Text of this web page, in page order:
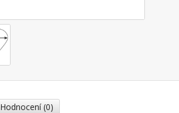
Hodnocení (0)